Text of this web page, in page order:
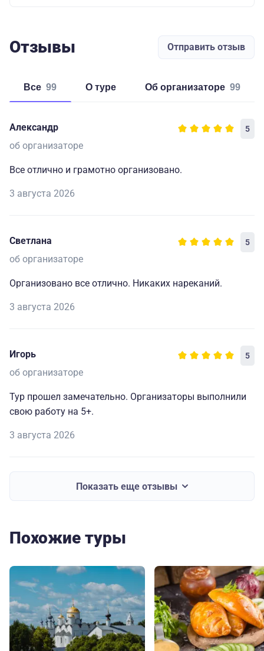
Отзывы Отправить отзыв
Все 99 о туре об организаторе 99
Александр 5
об организаторе
Все отлично и грамотно организовано.
3 августа 2026
Светлана 5
об организаторе
Организовано все отлично. Никаких нареканий.
3 августа 2026
Игорь 5
об организаторе
Тур прошел замечательно. Организаторы выполнили
свою работу на 5+.
3 августа 2026
Показать еще отзывы
Похожие туры